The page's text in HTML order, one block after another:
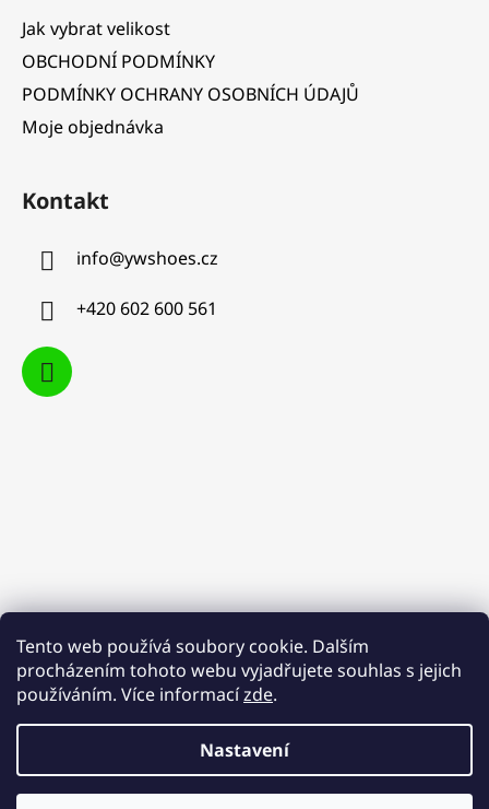
Tento web používá soubory cookie. Dalším
procházením tohoto webu vyjadřujete souhlas s jejich
používáním. Více informacízde.
Nastavení
Jak vybrat velikost
OBCHODNÍ PODMÍNKY
PODMÍNKY OCHRANY OSOBNÍCH ÚDAJŮ
Moje objednávka
Kontakt
info@ywshoes.cz
+420 602 600 561
Vytvořil Shoptet